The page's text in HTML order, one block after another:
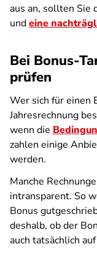
aus an, sollten Sie
undeine
Bei Bonus-
prüfen
Wer sich für einen
Jahresrechnung
wenn die
zahlen einige
werden.
Manche
intransparent. So
Bonus
deshalb, ob der
auch tatsächlich